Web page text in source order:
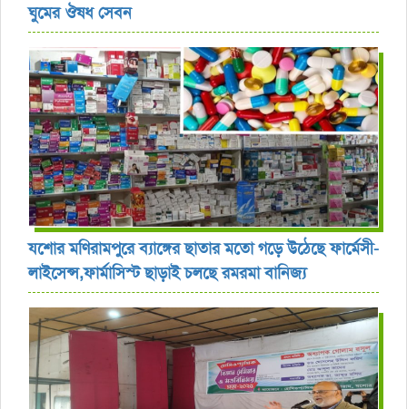
ঘুমের ঔষধ সেবন
যশোর ‎মণিরামপুরে ব্যাঙ্গের ছাতার মতো গড়ে উঠেছে ফার্মেসী-
লাইসেন্স,ফার্মাসিস্ট ছাড়াই চলছে রমরমা বানিজ্য ‎